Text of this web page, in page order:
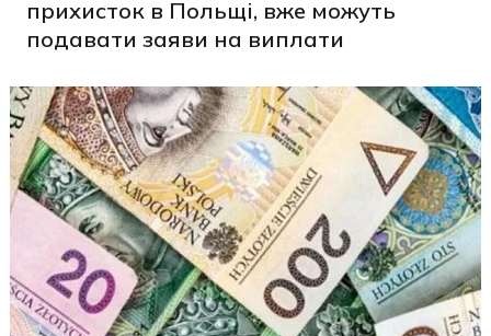
прихисток в Польщі, вже можуть
подавати заяви на виплати